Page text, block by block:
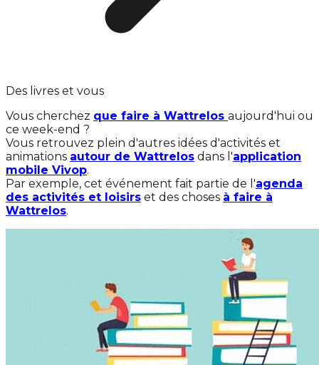
Des livres et vous
Vous cherchez que faire à Wattrelos aujourd'hui ou
ce week-end ?
Vous retrouvez plein d'autres idées d'activités et
animations autour de Wattrelos dans l'application
mobile Vivop.
Par exemple, cet événement fait partie de l'agenda
des activités et loisirs et des choses à faire à
Wattrelos.